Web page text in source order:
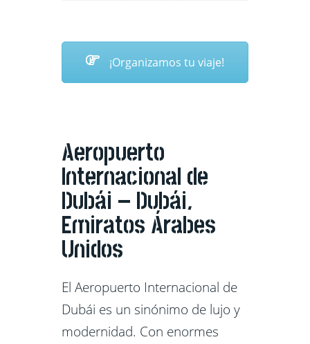
¡Organizamos tu viaje!
Aeropuerto
Internacional de
Dubái – Dubái,
Emiratos Árabes
Unidos
El Aeropuerto Internacional de
Dubái es un sinónimo de lujo y
modernidad. Con enormes